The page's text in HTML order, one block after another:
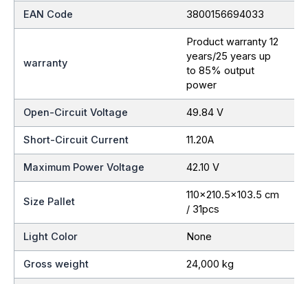
EAN Code 3800156694033
warranty
Product warranty 12
years/25 years up
to 85% output
power
Open-Circuit Voltage 49.84 V
Short-Circuit Current 11.20A
Maximum Power Voltage 42.10 V
Size Pallet
110×210.5×103.5 cm
/ 31pcs
Light Color None
Gross weight 24,000 kg